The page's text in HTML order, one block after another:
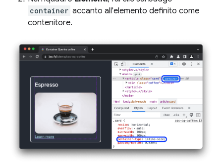
container accanto all'elemento definito come
contenitore.